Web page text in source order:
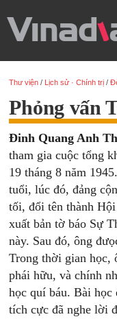
Thư viện / Lịch sử · Chính trị /
Phỏng vấn
Đinh Quang Anh
tham gia cuộc tổng
19 tháng 8 năm
tuổi, lúc đó, đảng
tối, đổi tên thành
xuất bản tờ báo Sự
này. Sau đó, ông
Trong thời gian học,
phái hữu, và chính
học quí báu. Bài học
tích cực đã nghe lời